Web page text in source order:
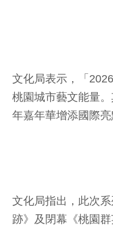
文化局表示，「
桃園城市藝文能量
年嘉年華增添國際亮
文化局指出，此次
跡》及閉幕《桃園